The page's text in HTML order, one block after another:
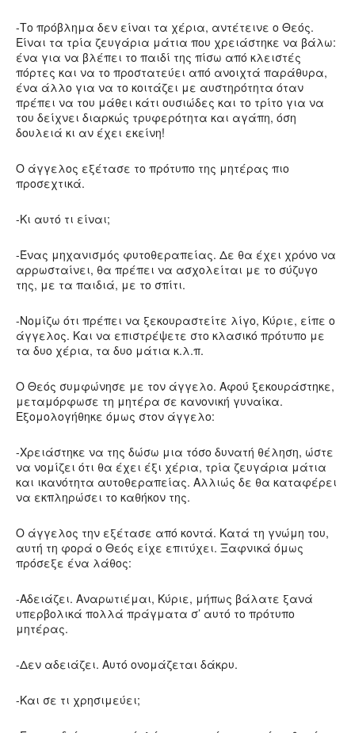
-Το πρόβλημα δεν είναι τα χέρια, αντέτεινε ο Θεός.
Είναι τα τρία ζευγάρια μάτια που χρειάστηκε να βάλω:
ένα για να βλέπει το παιδί της πίσω από κλειστές
πόρτες και να το προστατεύει από ανοιχτά παράθυρα,
ένα άλλο για να το κοιτάζει με αυστηρότητα όταν
πρέπει να του μάθει κάτι ουσιώδες και το τρίτο για να
του δείχνει διαρκώς τρυφερότητα και αγάπη, όση
δουλειά κι αν έχει εκείνη!
Ο άγγελος εξέτασε το πρότυπο της μητέρας πιο
προσεχτικά.
-Κι αυτό τι είναι;
-Ένας μηχανισμός φυτοθεραπείας. Δε θα έχει χρόνο να
αρρωσταίνει, θα πρέπει να ασχολείται με το σύζυγο
της, με τα παιδιά, με το σπίτι.
-Νομίζω ότι πρέπει να ξεκουραστείτε λίγο, Κύριε, είπε ο
άγγελος. Και να επιστρέψετε στο κλασικό πρότυπο με
τα δυο χέρια, τα δυο μάτια κ.λ.π.
Ο Θεός συμφώνησε με τον άγγελο. Αφού ξεκουράστηκε,
μεταμόρφωσε τη μητέρα σε κανονική γυναίκα.
Εξομολογήθηκε όμως στον άγγελο:
-Χρειάστηκε να της δώσω μια τόσο δυνατή θέληση, ώστε
να νομίζει ότι θα έχει έξι χέρια, τρία ζευγάρια μάτια
και ικανότητα αυτοθεραπείας. Αλλιώς δε θα καταφέρει
να εκπληρώσει το καθήκον της.
Ο άγγελος την εξέτασε από κοντά. Κατά τη γνώμη του,
αυτή τη φορά ο Θεός είχε επιτύχει. Ξαφνικά όμως
πρόσεξε ένα λάθος:
-Αδειάζει. Αναρωτιέμαι, Κύριε, μήπως βάλατε ξανά
υπερβολικά πολλά πράγματα σ’ αυτό το πρότυπο
μητέρας.
-Δεν αδειάζει. Αυτό ονομάζεται δάκρυ.
-Και σε τι χρησιμεύει;